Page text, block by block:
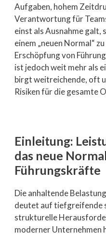
Aufgaben, hohem
Verantwortung für
einst als Ausnahme galt,
einem „neuen Normal“
Erschöpfung von
ist jedoch weit mehr als
birgt weitreichende, oft
Risiken für die gesamte
Einleitung:
das neue
Führungskräfte
Die anhaltende
deutet auf tiefgreifende
strukturelle
moderner Unternehmen